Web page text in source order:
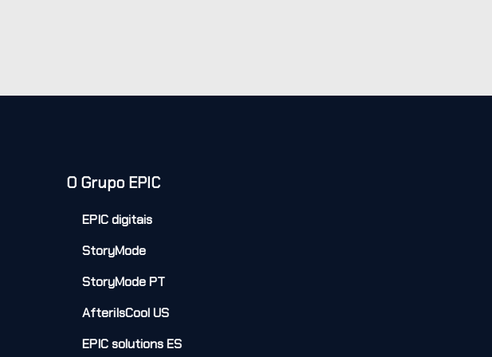
O Grupo EPIC
EPIC digitais
StoryMode
StoryMode PT
AfteriIsCool US
EPIC solutions ES